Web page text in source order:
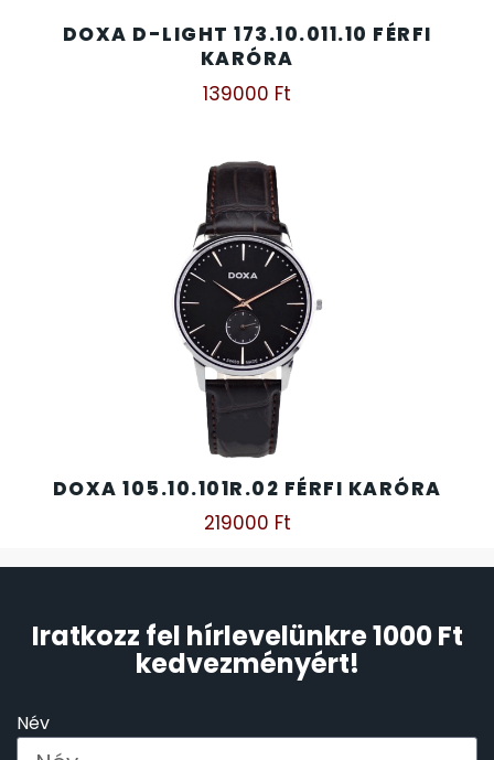
DOXA D-LIGHT 173.10.011.10 FÉRFI
KARÓRA
139000 Ft
DOXA 105.10.101R.02 FÉRFI KARÓRA
219000 Ft
Iratkozz fel hírlevelünkre 1000 Ft
kedvezményért!
Név